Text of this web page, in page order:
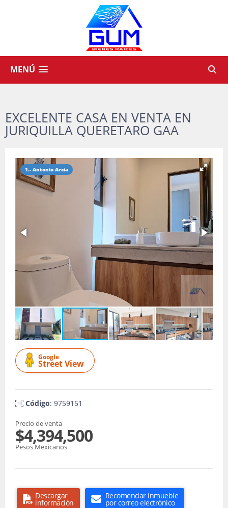
MENÚ
EXCELENTE CASA EN VENTA EN
JURIQUILLA QUERETARO GAA
1.- Antonio Arcia
Google
Street View
Código: 9759151
Precio de venta
$4,394,500
Pesos Mexicanos
Descargar
información
Recomendar inmueble
por correo electrónico